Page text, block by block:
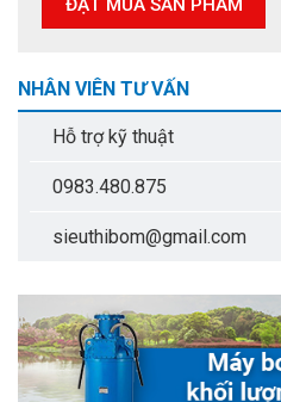
NHÂN VIÊN TƯ VẤN
Hỗ trợ kỹ thuật
0983.480.875
sieuthibom@gmail.com